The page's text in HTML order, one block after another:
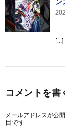
ン
[…]
コメントを書
メールアドレスが公
目です